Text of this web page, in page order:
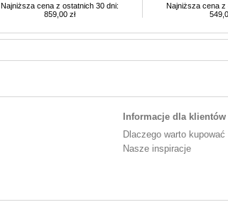
Najniższa cena z ostatnich 30 dni:
859,00 zł
Najniższa cena z
Informacje dla klientów
Dlaczego warto kupować
Nasze inspiracje